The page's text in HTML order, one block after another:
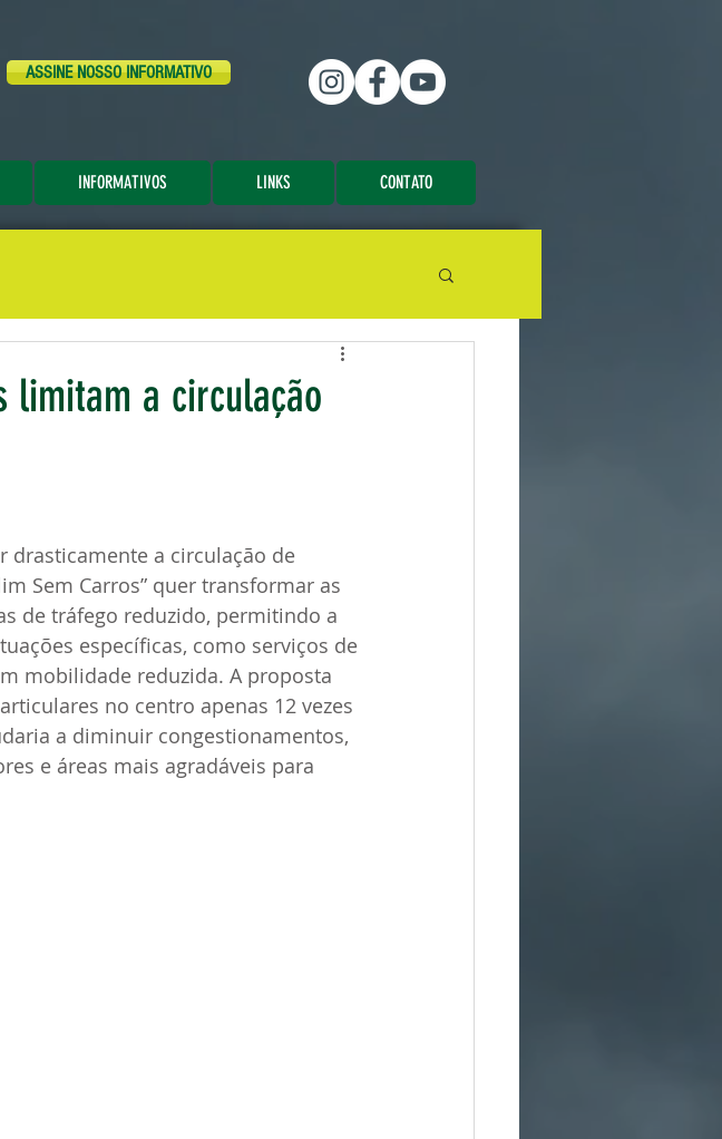
ASSINE NOSSO INFORMATIVO
INFORMATIVOS LINKS CONTATO
limitam a circulação
drasticamente a circulação de
Sem Carros” quer transformar as
de tráfego reduzido, permitindo a
específicas, como serviços de
mobilidade reduzida. A proposta
no centro apenas 12 vezes
a diminuir congestionamentos,
e áreas mais agradáveis para